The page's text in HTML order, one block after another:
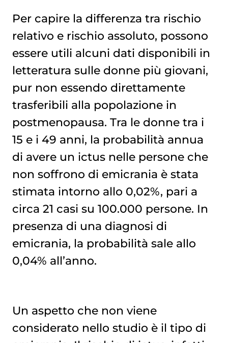
Per capire la differenza tra rischio
relativo e rischio assoluto, possono
essere utili alcuni dati disponibili in
letteratura sulle donne più giovani,
pur non essendo direttamente
trasferibili alla popolazione in
postmenopausa. Tra le donne tra i
15 e i 49 anni, la probabilità annua
di avere un ictus nelle persone che
non soffrono di emicrania è stata
stimata intorno allo 0,02%, pari a
circa 21 casi su 100.000 persone. In
presenza di una diagnosi di
emicrania, la probabilità sale allo
0,04% all’anno.
Un aspetto che non viene
considerato nello studio è il tipo di